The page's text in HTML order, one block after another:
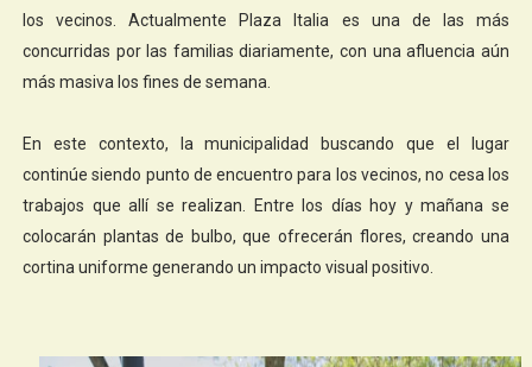
los vecinos. Actualmente Plaza Italia es una de las más
concurridas por las familias diariamente, con una afluencia aún
más masiva los fines de semana.
En este contexto, la municipalidad buscando que el lugar
continúe siendo punto de encuentro para los vecinos, no cesa los
trabajos que allí se realizan. Entre los días hoy y mañana se
colocarán plantas de bulbo, que ofrecerán flores, creando una
cortina uniforme generando un impacto visual positivo.